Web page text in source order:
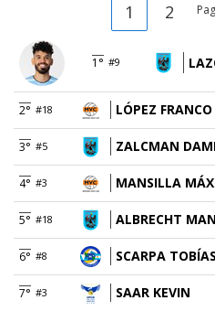
1 2
1° #9
2° #18 LÓPEZ FRANCO
3° #5 ZALCMAN
4° #3 MANSILLA
5° #18 ALBRECHT
6° #8 SCARPA TOBÍAS
7° #3 SAAR KEVIN